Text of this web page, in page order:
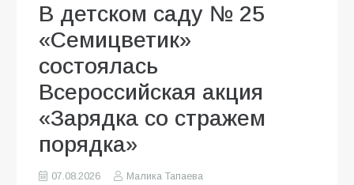
В детском саду № 25
«Семицветик»
состоялась
Всероссийская акция
«Зарядка со стражем
порядка»
07.08.2026
Малика Тапаева